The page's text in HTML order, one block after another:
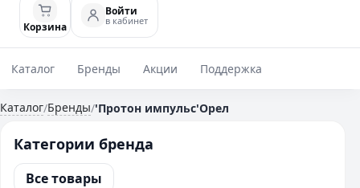
Корзина
Войти
в кабинет
Каталог Бренды Акции Поддержка
Каталог/Бренды/'Протон импульс'Орел
Категории бренда
Все товары